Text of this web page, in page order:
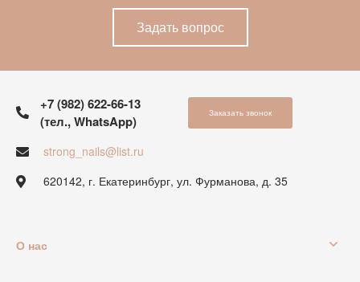
Задать вопрос
+7 (982) 622-66-13
(тел., WhatsApp)
Заказать звонок
strong_nails@list.ru
620142, г. Екатеринбург, ул. Фурманова, д. 35
О нас